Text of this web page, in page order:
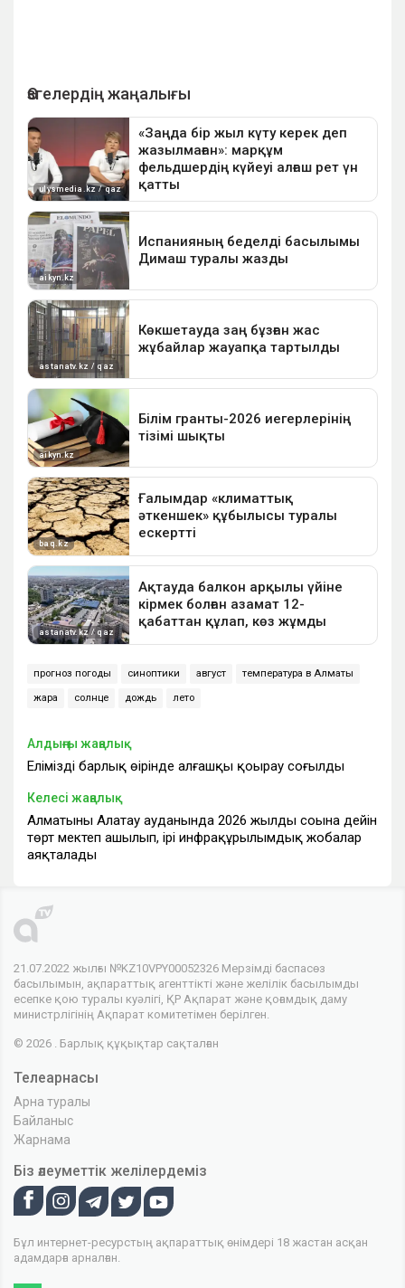
прогноз погоды синоптики август температура в Алматы
жара солнце дождь лето
Алдыңғы жаңалық
Еліміздің барлық өңірінде алғашқы қоңырау соғылды
Келесі жаңалық
Алматының Алатау ауданында 2026 жылдың соңына дейін
төрт мектеп ашылып, ірі инфрақұрылымдық жобалар
аяқталады
21.07.2022 жылғы №KZ10VPY00052326 Мерзімді баспасөз
басылымын, ақпараттық агенттікті және желілік басылымды
есепке қою туралы куәлігі, ҚР Ақпарат және қоғамдық даму
министрлігінің Ақпарат комитетімен берілген.
© 2026 . Барлық құқықтар сақталған
Телеарнасы
Арна туралы
Байланыс
Жарнама
Біз әлеуметтік желілердеміз
Бұл интернет-ресурстың ақпараттық өнімдері 18 жастан асқан
адамдарға арналған.